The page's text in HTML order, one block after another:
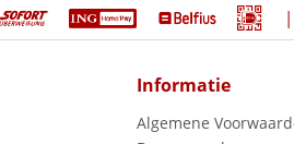
|
Informatie
Algemene